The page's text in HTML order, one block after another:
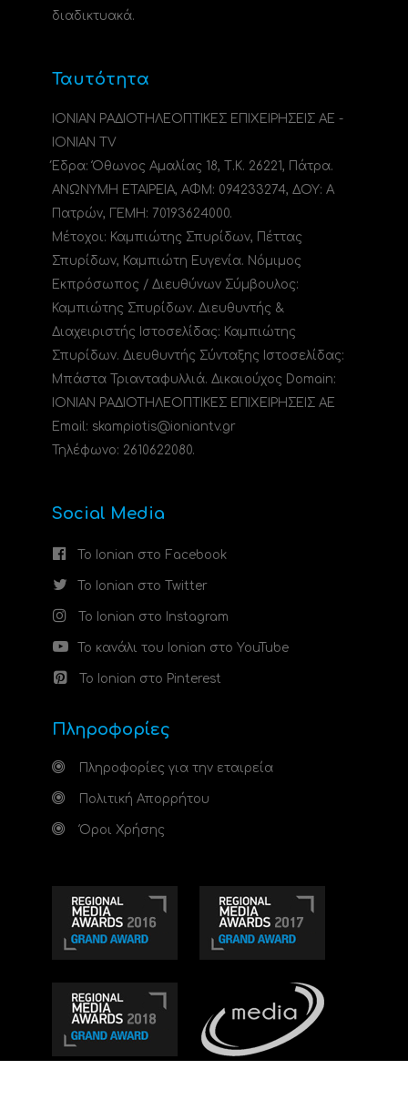
διαδικτυακά.
Ταυτότητα
ΙΟΝΙΑΝ ΡΑΔΙΟΤΗΛΕΟΠΤΙΚΕΣ ΕΠΙΧΕΙΡΗΣΕΙΣ ΑΕ -
IONIAN TV
Έδρα: Όθωνος Αμαλίας 18, Τ.Κ. 26221, Πάτρα.
ΑΝΩΝΥΜΗ ΕΤΑΙΡΕΙΑ, ΑΦΜ: 094233274, ΔΟΥ: A
Πατρών, ΓΕΜΗ: 70193624000.
Μέτοχοι: Καμπιώτης Σπυρίδων, Πέττας
Σπυρίδων, Καμπιώτη Ευγενία. Νόμιμος
Εκπρόσωπος / Διευθύνων Σύμβουλος:
Καμπιώτης Σπυρίδων. Διευθυντής &
Διαχειριστής Ιστοσελίδας: Καμπιώτης
Σπυρίδων. Διευθυντής Σύνταξης Ιστοσελίδας:
Μπάστα Τριανταφυλλιά. Δικαιούχος Domain:
ΙΟΝΙΑΝ ΡΑΔΙΟΤΗΛΕΟΠΤΙΚΕΣ ΕΠΙΧΕΙΡΗΣΕΙΣ ΑΕ
Email: skampiotis@ioniantv.gr
Τηλέφωνο: 2610622080.
Social Media
Το Ionian στο Facebook
Το Ionian στο Twitter
Το Ionian στο Instagram
Το κανάλι του Ionian στο YouTube
Το Ionian στο Pinterest
Πληροφορίες
Πληροφορίες για την εταιρεία
Πολιτική Απορρήτου
Όροι Χρήσης